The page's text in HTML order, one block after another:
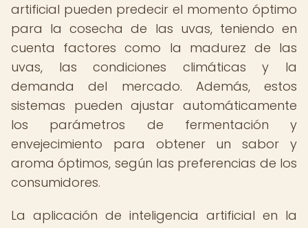
artificial pueden predecir el momento óptimo
para la cosecha de las uvas, teniendo en
cuenta factores como la madurez de las
uvas, las condiciones climáticas y la
demanda del mercado. Además, estos
sistemas pueden ajustar automáticamente
los parámetros de fermentación y
envejecimiento para obtener un sabor y
aroma óptimos, según las preferencias de los
consumidores.
La aplicación de inteligencia artificial en la